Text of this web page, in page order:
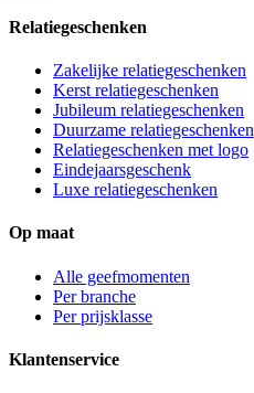
Relatiegeschenken
Zakelijke relatiegeschenken
Kerst relatiegeschenken
Jubileum relatiegeschenken
Duurzame relatiegeschenken
Relatiegeschenken met logo
Eindejaarsgeschenk
Luxe relatiegeschenken
Op maat
Alle geefmomenten
Per branche
Per prijsklasse
Klantenservice